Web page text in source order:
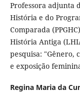
Professora adjunta
História e do
Comparada
História Antiga
pesquisa: "Gênero,
e exposição
Regina Maria da